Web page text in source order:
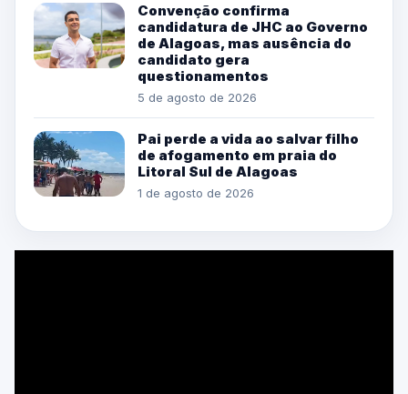
Convenção confirma
candidatura de JHC ao Governo
de Alagoas, mas ausência do
candidato gera
questionamentos
5 de agosto de 2026
Pai perde a vida ao salvar filho
de afogamento em praia do
Litoral Sul de Alagoas
1 de agosto de 2026